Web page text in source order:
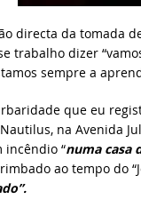
directa da tomada
trabalho dizer
sempre a
que eu
na Avenida
incêndio “numa casa
ao tempo do